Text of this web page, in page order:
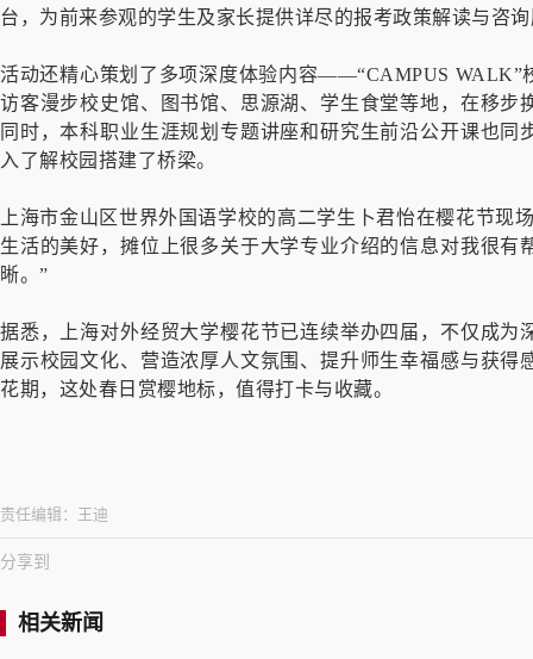
台，为前来参观的学生及家长提供详尽的报考政策解读与咨
活动还精心策划了多项深度体验内容——“CAMPUS WALK”
访客漫步校史馆、图书馆、思源湖、学生食堂等地，在移
同时，本科职业生涯规划专题讲座和研究生前沿公开课也
入了解校园搭建了桥梁。
上海市金山区世界外国语学校的高二学生卜君怡在樱花节现
生活的美好，摊位上很多关于大学专业介绍的信息对我很
晰。”
据悉，上海对外经贸大学樱花节已连续举办四届，不仅成
展示校园文化、营造浓厚人文氛围、提升师生幸福感与获
花期，这处春日赏樱地标，值得打卡与收藏。
责任编辑： 王迪
分享到
相关新闻